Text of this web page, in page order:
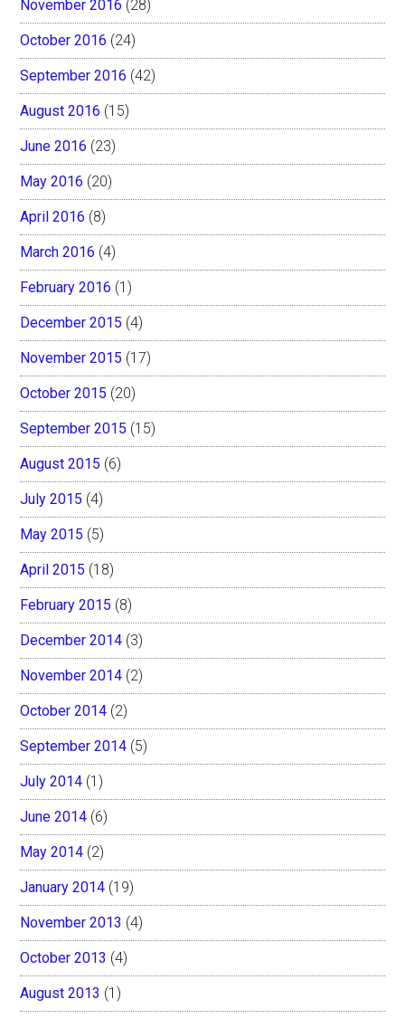
November 2016 (28)
October 2016 (24)
September 2016 (42)
August 2016 (15)
June 2016 (23)
May 2016 (20)
April 2016 (8)
March 2016 (4)
February 2016 (1)
December 2015 (4)
November 2015 (17)
October 2015 (20)
September 2015 (15)
August 2015 (6)
July 2015 (4)
May 2015 (5)
April 2015 (18)
February 2015 (8)
December 2014 (3)
November 2014 (2)
October 2014 (2)
September 2014 (5)
July 2014 (1)
June 2014 (6)
May 2014 (2)
January 2014 (19)
November 2013 (4)
October 2013 (4)
August 2013 (1)